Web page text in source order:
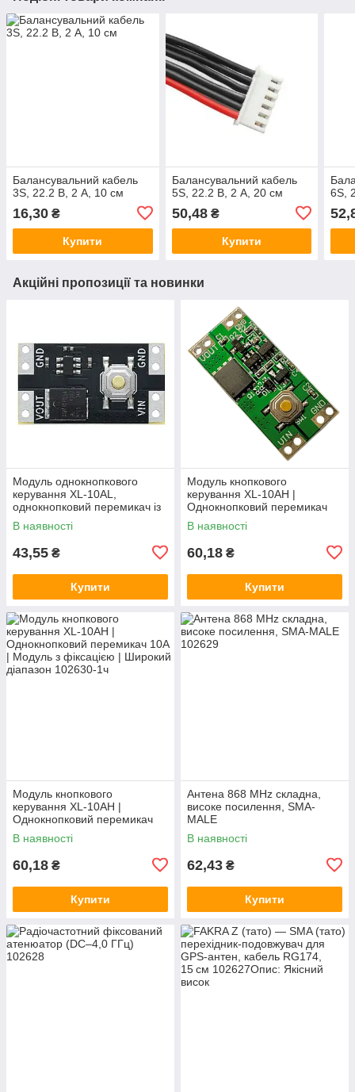
Балансувальний кабель
3S, 22.2 В, 2 А, 10 см
16,30 ₴
Купити
Балансувальний кабель
5S, 22.2 В, 2 А, 20 см
50,48₴
Купити
6S,
Акційні пропозиції та новинки
Модуль однокнопкового
керування XL-10AL,
однокнопковий перемикач із
фіксацією, 5В 10А,
енергоефективний
В наявності
43,55 ₴
Купити
Модуль кнопкового
керування XL-10AH |
Однокнопковий перемикач
10A | Модуль з фіксацією |
Широкий діапазон
В наявності
60,18 ₴
Купити
Модуль кнопкового
керування XL-10AH |
Однокнопковий перемикач
10A | Модуль з фіксацією |
Широкий діапазон
В наявності
60,18 ₴
Купити
Антена 868 MHz складна,
високе посилення, SMA-
MALE
В наявності
62,43 ₴
Купити